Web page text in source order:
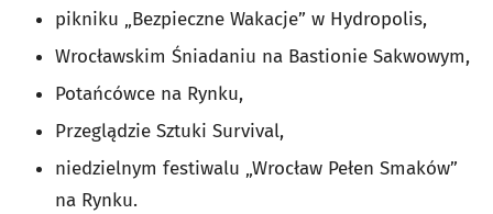
pikniku „Bezpieczne Wakacje” w Hydropolis,
Wrocławskim Śniadaniu na Bastionie Sakwowym,
Potańcówce na Rynku,
Przeglądzie Sztuki Survival,
niedzielnym festiwalu „Wrocław Pełen Smaków”
na Rynku.